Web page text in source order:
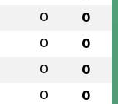
0 0
0 0
0 0
0 0